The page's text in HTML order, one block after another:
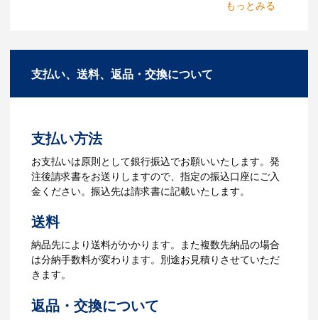
タマイズが可能です。お気軽にご相談く
お見積を弊社からお出しします。
3.発注・データ入稿
ら、ご注文書をお送りします。
【名入れをする場合】名入れに必要なデ
ータをご入稿頂き、名入れイメージをデ
ータでご確認いただきます。
4.納品
【名入れをする場合】データのご入稿後
３週間程度で納品となります。
【名入れなしの場合】在庫がある場合、3
～5営業日程度で納品となります。
ご利用ガイドをもっとみる
支払い、送料、返品・交換について
支払い方法
お支払いは原則として銀行振込でお願いいたします。発
注後請求書をお送りしますので、指定の振込口座にご入
金ください。振込先は請求書に記載いたします。
送料
納品先により送料がかかります。また複数先納品の場合
は分納手数料が変わります。別途お見積りさせていただ
きます。
返品・交換について